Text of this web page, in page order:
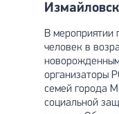
В мероприятии
человек в
организаторы
семей города
социальной